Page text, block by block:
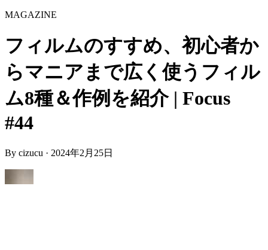
MAGAZINE
フィルムのすすめ、初心者か
らマニアまで広く使うフィル
ム8種＆作例を紹介 | Focus
#44
By cizucu · 2024年2月25日